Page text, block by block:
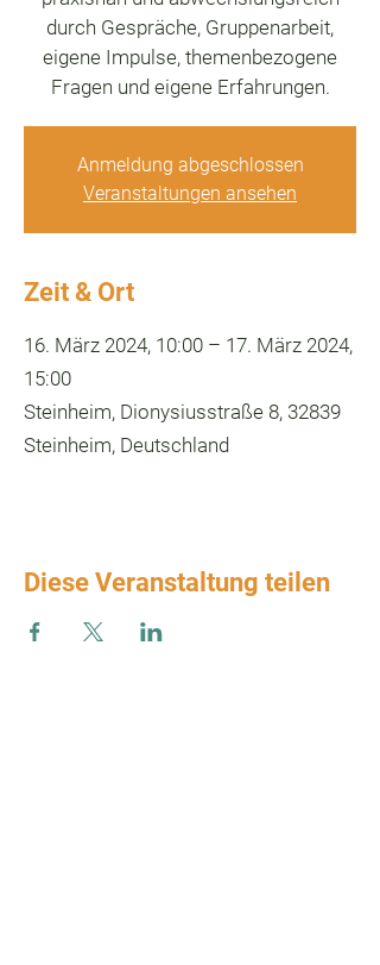
durch Gespräche, Gruppenarbeit,
eigene Impulse, themenbezogene
Fragen und eigene Erfahrungen.
Anmeldung abgeschlossen
Veranstaltungen ansehen
Zeit & Ort
16. März 2024, 10:00 – 17. März 2024,
15:00
Steinheim, Dionysiusstraße 8, 32839
Steinheim, Deutschland
Diese Veranstaltung teilen